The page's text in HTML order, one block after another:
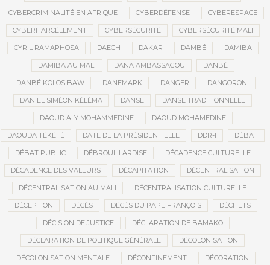
CYBERCRIMINALITÉ EN AFRIQUE CYBERDÉFENSE CYBERESPACE
CYBERHARCÈLEMENT CYBERSÉCURITÉ CYBERSÉCURITÉ MALI
CYRIL RAMAPHOSA DAECH DAKAR DAMBÉ DAMIBA
DAMIBA AU MALI DANA AMBASSAGOU DANBÉ
DANBÉ KOLOSIBAW DANEMARK DANGER DANGORONI
DANIEL SIMÉON KÉLÉMA DANSE DANSE TRADITIONNELLE
DAOUD ALY MOHAMMEDINE DAOUD MOHAMEDINE
DAOUDA TÉKÉTÉ DATE DE LA PRÉSIDENTIELLE DDR-I DÉBAT
DÉBAT PUBLIC DÉBROUILLARDISE DÉCADENCE CULTURELLE
DÉCADENCE DES VALEURS DÉCAPITATION DÉCENTRALISATION
DÉCENTRALISATION AU MALI DÉCENTRALISATION CULTURELLE
DÉCEPTION DÉCÈS DÉCÈS DU PAPE FRANÇOIS DÉCHETS
DÉCISION DE JUSTICE DÉCLARATION DE BAMAKO
DÉCLARATION DE POLITIQUE GÉNÉRALE DÉCOLONISATION
DÉCOLONISATION MENTALE DÉCONFINEMENT DÉCORATION